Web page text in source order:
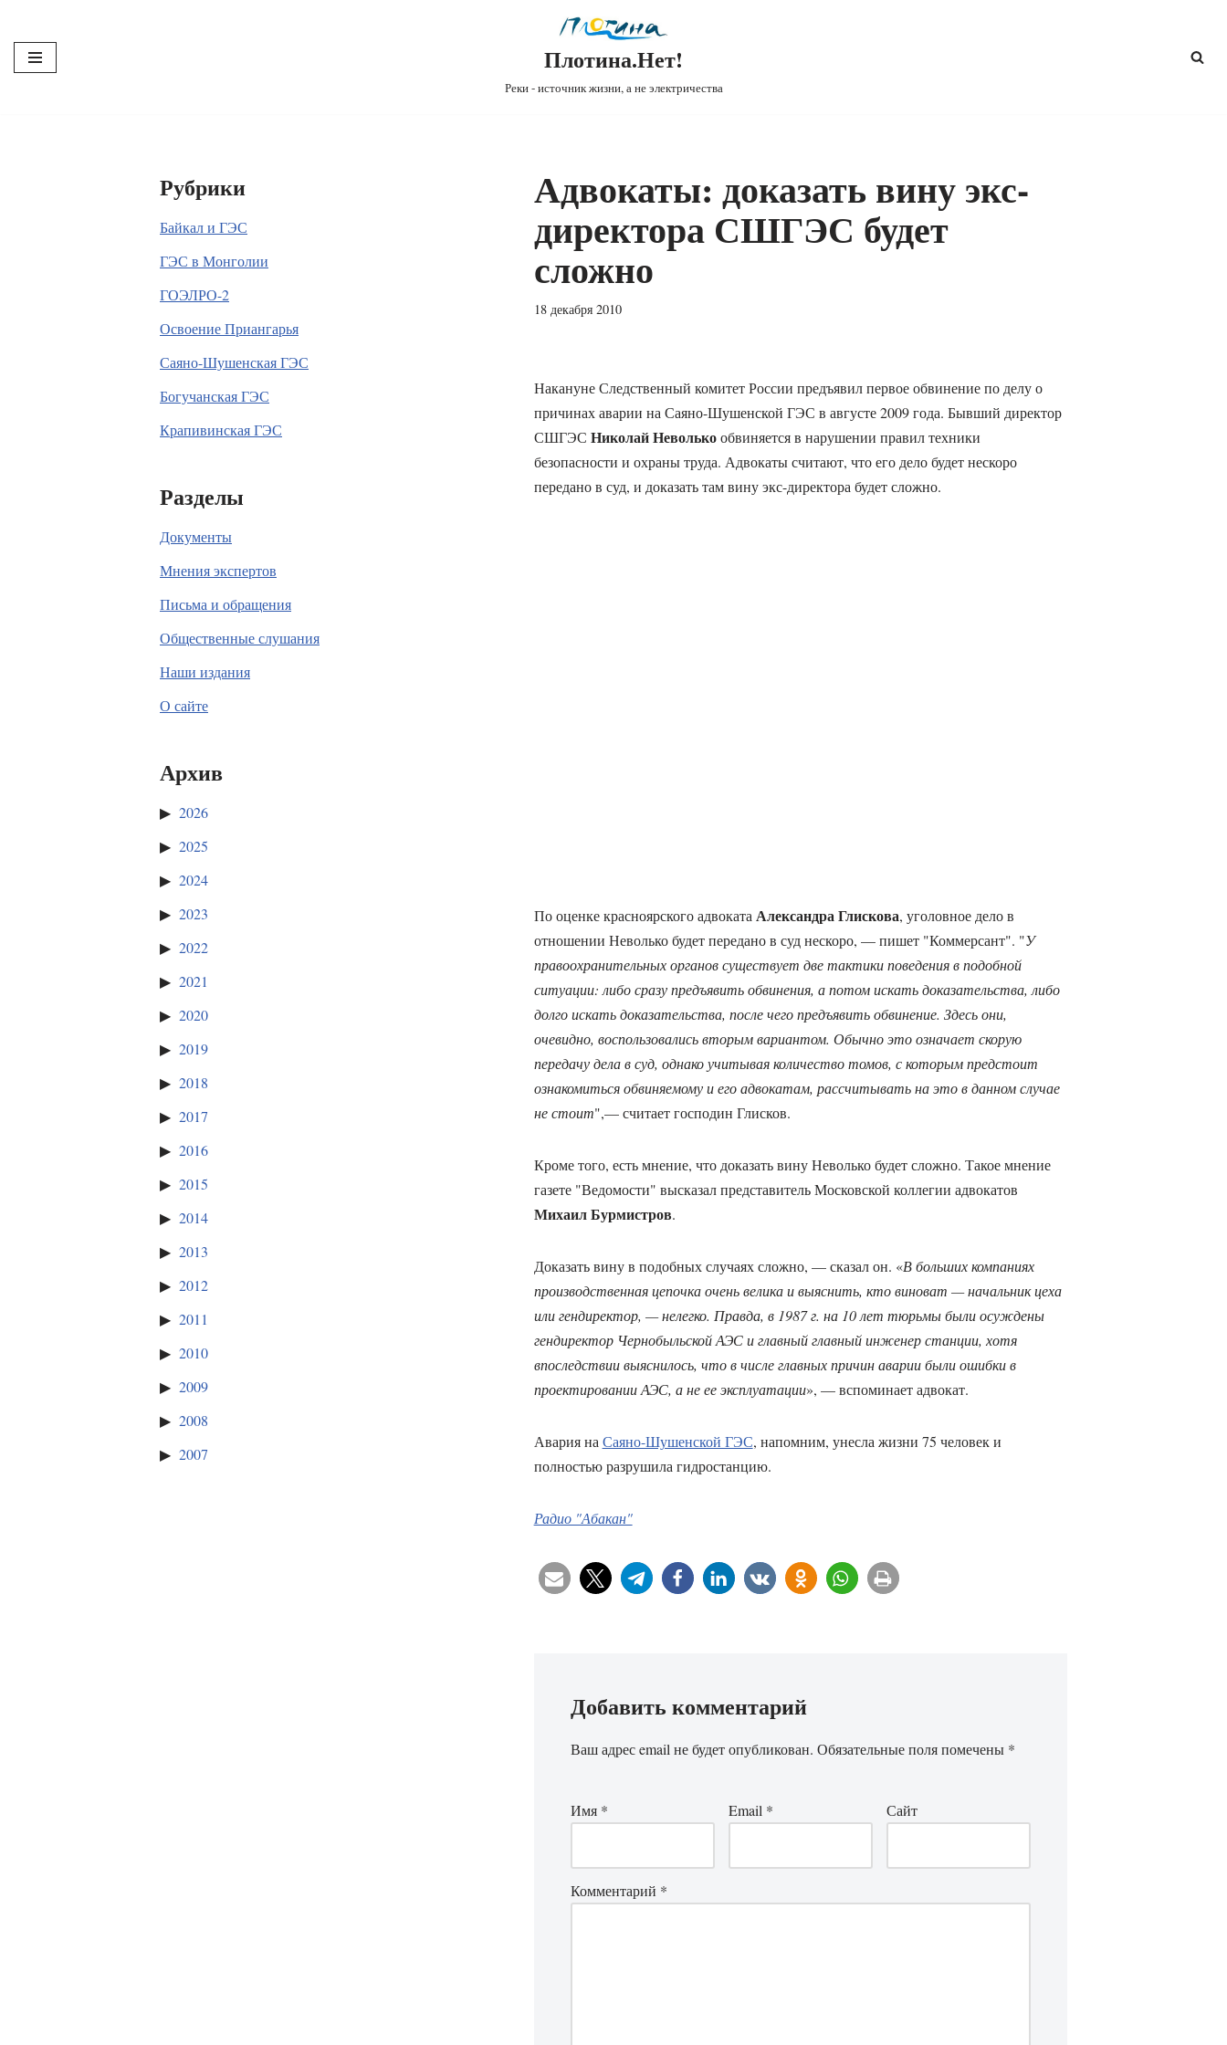
Перейти
к
Плотина.Нет!
Реки - источник жизни, а не электричества
Рубрики
Байкал и ГЭС
ГЭС в Монголии
ГОЭЛРО-2
Освоение Приангарья
Саяно-Шушенская ГЭС
Богучанская ГЭС
Крапивинская ГЭС
Разделы
Документы
Мнения экспертов
Письма и обращения
Общественные слушания
Наши издания
О сайте
Архив
2026
2025
2024
2023
2022
2021
2020
2019
2018
2017
2016
2015
2014
2013
2012
2011
2010
2009
2008
2007
Адвокаты: доказать вину экс-
директора СШГЭС будет
сложно
18 декабря 2010
Накануне Следственный комитет России предъявил первое обвинение по делу о
причинах аварии на Саяно-Шушенской ГЭС в августе 2009 года. Бывший директор
СШГЭС Николай Неволькообвиняется в нарушении правил техники
безопасности и охраны труда. Адвокаты считают, что его дело будет нескоро
передано в суд, и доказать там вину экс-директора будет сложно.
По оценке красноярского адвокатаАлександра Глискова, уголовное дело в
отношении Неволько будет передано в суд нескоро, — пишет "Коммерсант". "У
правоохранительных органов существует две тактики поведения в подобной
ситуации: либо сразу предъявить обвинения, а потом искать доказательства, либо
долго искать доказательства, после чего предъявить обвинение. Здесь они,
очевидно, воспользовались вторым вариантом. Обычно это означает скорую
передачу дела в суд, однако учитывая количество томов, с которым предстоит
ознакомиться обвиняемому и его адвокатам, рассчитывать на это в данном случае
не стоит",— считает господин Глисков.
Кроме того, есть мнение, что доказать вину Неволько будет сложно. Такое мнение
газете "Ведомости" высказал представитель Московской коллегии адвокатов
Михаил Бурмистров.
Доказать вину в подобных случаях сложно, — сказал он. «В больших компаниях
производственная цепочка очень велика и выяснить, кто виноват — начальник цеха
или гендиректор, — нелегко. Правда, в 1987 г. на 10 лет тюрьмы были осуждены
гендиректор Чернобыльской АЭС и главный главный инженер станции, хотя
впоследствии выяснилось, что в числе главных причин аварии были ошибки в
проектировании АЭС, а не ее эксплуатации», — вспоминает адвокат.
Авария наСаяно-Шушенской ГЭС, напомним, унесла жизни 75 человек и
полностью разрушила гидростанцию.
Радио "Абакан"
Добавить комментарий
Ваш адрес email не будет опубликован. Обязательные поля помечены *
Имя * Email * Сайт
Комментарий *